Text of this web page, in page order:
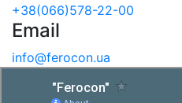
+38(066)578-22-00
Email
info@ferocon.ua